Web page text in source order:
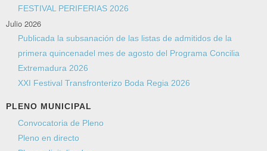
FESTIVAL PERIFERIAS 2026
Julio 2026
Publicada la subsanación de las listas de admitidos de la
primera quincenadel mes de agosto del Programa Concilia
Extremadura 2026
XXI Festival Transfronterizo Boda Regia 2026
PLENO MUNICIPAL
Convocatoria de Pleno
Pleno en directo